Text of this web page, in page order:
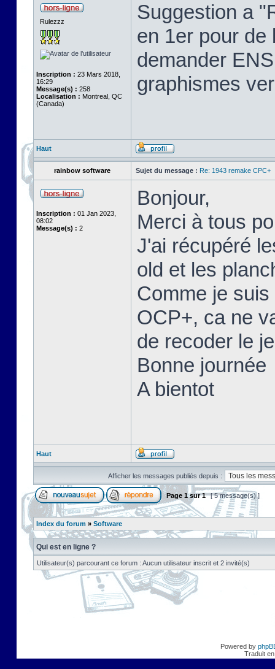
Rulezzz
Inscription : 23 Mars 2018,
16:29
Message(s) : 258
Localisation : Montreal, QC
(Canada)
Suggestion a
en 1er pour de
demander
graphismes
Haut
rainbow software Sujet du message : Re: 1943 remake CPC+
Inscription : 01 Jan 2023,
08:02
Message(s) : 2
Bonjour,
Merci à tous
J'ai récupéré
old et les
Comme je
OCP+, ca ne
de recoder le
Bonne journée
A bientot
Haut
Afficher les messages publiés depuis :
Page 1sur1 [ 5 message(s) ]
Index du forum » Software
Qui est en ligne ?
Utilisateur(s) parcourant ce forum : Aucun utilisateur inscrit et 2 invité(s)
Powered by
Traduit